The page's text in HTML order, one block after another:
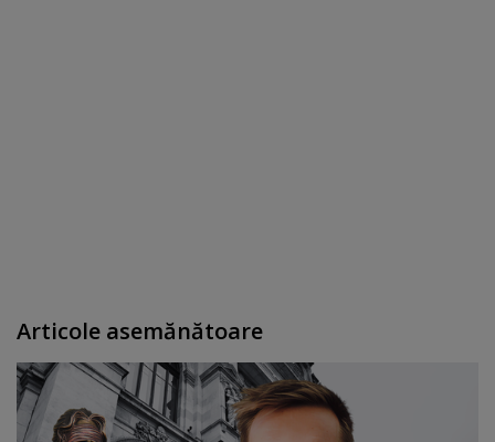
Articole asemănătoare